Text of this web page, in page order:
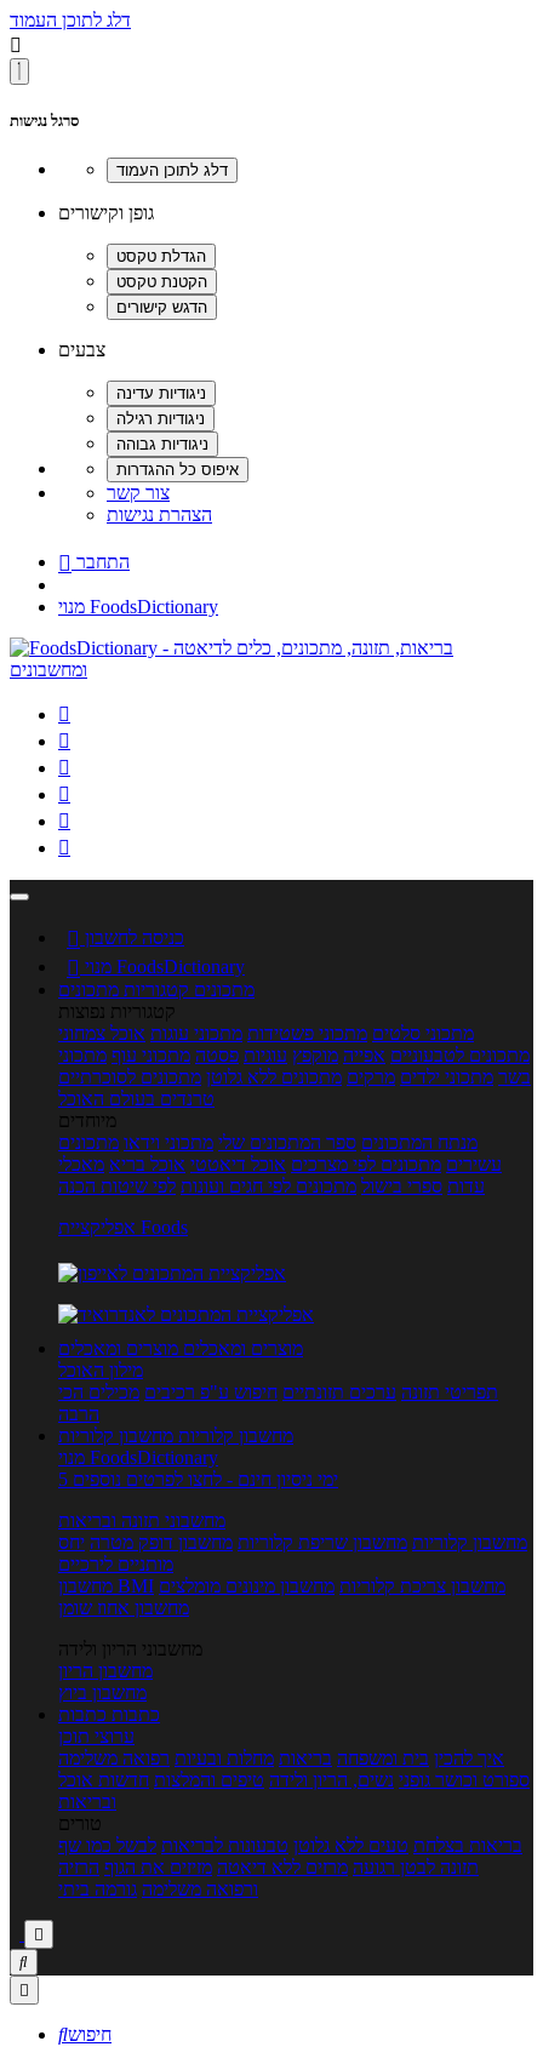
דלג לתוכן העמוד

סרגל נגישות
גופן וקישורים
צבעים
צור קשר
הצהרת נגישות
 התחבר
מנוי FoodsDictionary






 כניסה לחשבון

מנוי FoodsDictionary
מתכונים קטגוריות מתכונים
קטגוריות נפוצות
מתכוני סלטים מתכוני פשטידות מתכוני עוגות אוכל צמחוני
מתכונים לטבעוניים אפייה מוקפץ עוגיות פסטה מתכוני עוף מתכוני
בשר מתכוני ילדים מרקים מתכונים ללא גלוטן מתכונים לסוכרתיים
טרנדים בעולם האוכל
מיוחדים
מנתח המתכונים ספר המתכונים שלי מתכוני וידאו מתכונים
עשירים מתכונים לפי מצרכים אוכל דיאטטי אוכל בריא מאכלי
עדות ספרי בישול מתכונים לפי חגים ועונות לפי שיטות הכנה
אפליקציית Foods
מוצרים ומאכלים מוצרים ומאכלים
מילון האוכל
תפריטי תזונה ערכים תזונתיים חיפוש ע"פ רכיבים מכילים הכי
הרבה
מחשבון קלוריות מחשבון קלוריות
מנוי FoodsDictionary
5 ימי ניסיון חינם - לחצו לפרטים נוספים
מחשבוני תזונה ובריאות
מחשבון קלוריות מחשבון שריפת קלוריות מחשבון דופק מטרה יחס
מותניים לירכיים
מחשבון BMI
מחשבון צריכת קלוריות מחשבון מינונים מומלצים
מחשבון אחוז שומן
מחשבוני הריון ולידה
מחשבון הריון
מחשבון ביוץ
כתבות כתבות
ערוצי תוכן
איך להכין בית ומשפחה בריאות מחלות ובעיות רפואה משלימה
ספורט וכושר גופני נשים, הריון ולידה טיפים והמלצות חדשות אוכל
ובריאות
טורים
בריאות בצלחת טעים ללא גלוטן טבעונות לבריאות לבשל כמו שף
תזונה לבטן רגועה מרזים ללא דיאטה מזיזים את הגוף הרזיה
ורפואה משלימה גורמה ביתי



חיפוש